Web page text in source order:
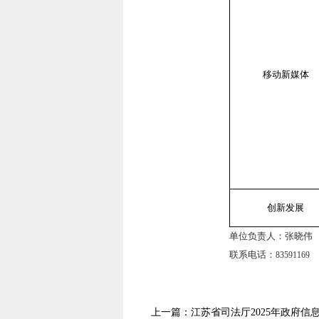
移动新媒体
创新发展
单位负责人：张晓伟
联系电话： 83591169
上一篇：江苏省司法厅2025年政府信